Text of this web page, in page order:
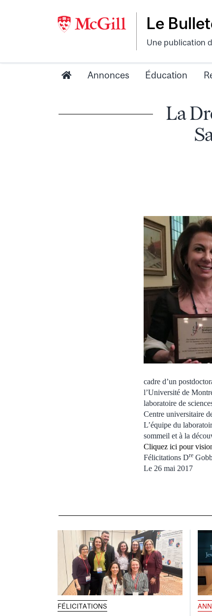
Le
Une publication
Annonces Éducation
La
cadre d’un
l’Université de
laboratoire de
Centre universitaire
L’équipe du
sommeil et à la
Cliquez ici pour
Félicitations Dre
Le 26 mai 2017
FÉLICITATIONS